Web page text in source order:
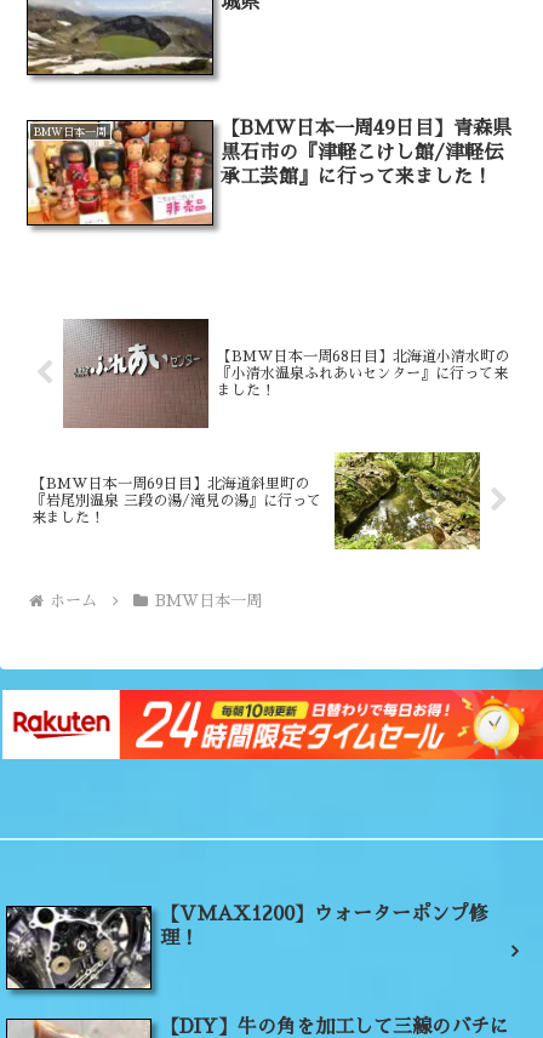
BMW日本一周
【BMW日本一周49日目】青森県
黒石市の『津軽こけし館/津軽伝
承工芸館』に行って来ました！
【BMW日本一周68日目】北海道小清水町の
『小清水温泉ふれあいセンター』に行って来
ました！
【BMW日本一周69日目】北海道斜里町の
『岩尾別温泉 三段の湯/滝見の湯』に行って
来ました！
ホーム BMW日本一周
【VMAX1200】ウォーターポンプ修
理！
【DIY】牛の角を加工して三線のバチに